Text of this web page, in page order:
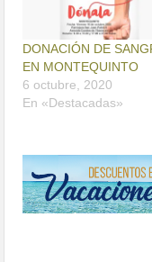
DONACIÓN DE
EN MONTEQUINTO
6 octubre, 2020
En «Destacadas»